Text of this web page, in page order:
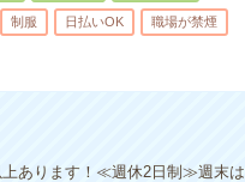
制服 日払いOK 職場が禁煙
あります！≪週休2日制≫週末は